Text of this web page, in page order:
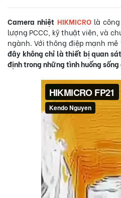
Camera nhiệt HIKMICROlà công
lượng PCCC, kỹ thuật viên, và
ngành. Với thông điệp mạnh mẽ
đây không chỉ là thiết bị quan
định trong những tình huống sống